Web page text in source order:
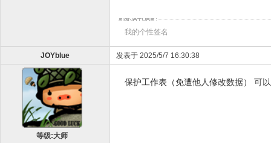
我的个性签名
JOYblue 发表于 2025/5/7 16:30:38
等级:大师
保护工作表（免遭他人修改数据） 可